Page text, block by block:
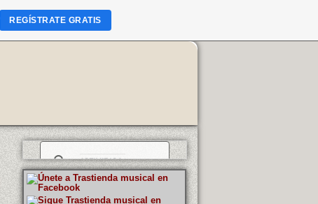
REGÍSTRATE GRATIS